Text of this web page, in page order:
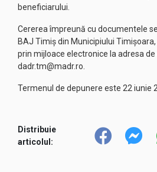
beneficiarului.
Cererea împreună cu documentele
BAJ Timiș din Municipiului
prin mijloace electronice la adresa de
dadr.tm@madr.ro.
Termenul de depunere este 22 iunie
Distribuie
articolul: